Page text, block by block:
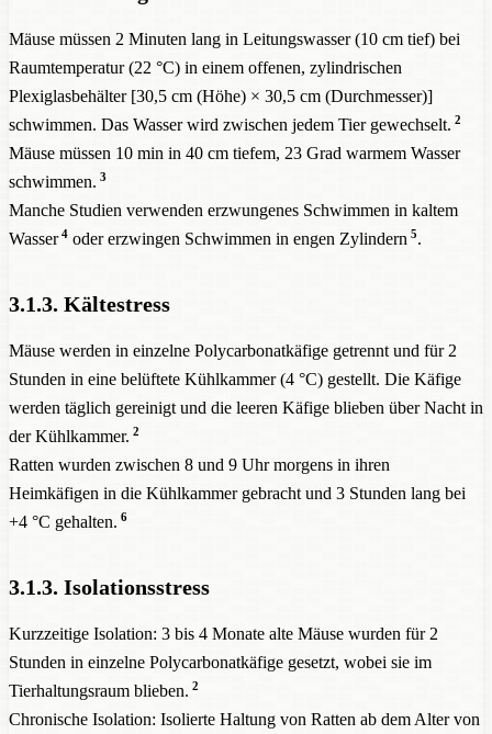
Mäuse müssen 2 Minuten lang in Leitungswasser (10 cm tief) bei
Raumtemperatur (22 °C) in einem offenen, zylindrischen
Plexiglasbehälter [30,5 cm (Höhe) × 30,5 cm (Durchmesser)]
schwimmen. Das Wasser wird zwischen jedem Tier gewechselt. 2
Mäuse müssen 10 min in 40 cm tiefem, 23 Grad warmem Wasser
schwimmen. 3
Manche Studien verwenden erzwungenes Schwimmen in kaltem
Wasser 4oder erzwingen Schwimmen in engen Zylindern 5.
3.1.3. Kältestress
Mäuse werden in einzelne Polycarbonatkäfige getrennt und für 2
Stunden in eine belüftete Kühlkammer (4 °C) gestellt. Die Käfige
werden täglich gereinigt und die leeren Käfige blieben über Nacht in
der Kühlkammer. 2
Ratten wurden zwischen 8 und 9 Uhr morgens in ihren
Heimkäfigen in die Kühlkammer gebracht und 3 Stunden lang bei
+4 °C gehalten. 6
3.1.3. Isolationsstress
Kurzzeitige Isolation: 3 bis 4 Monate alte Mäuse wurden für 2
Stunden in einzelne Polycarbonatkäfige gesetzt, wobei sie im
Tierhaltungsraum blieben. 2
Chronische Isolation: Isolierte Haltung von Ratten ab dem Alter von